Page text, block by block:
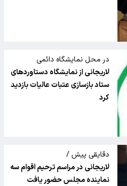
در محل نمایشگاه دائمی
لاریجانی از نمایشگاه دستاوردهای
ستاد بازسازی عتبات عالیات بازدید
کرد
دقایقی پیش /
لاریجانی در مراسم ترحیم اقوام سه
نماینده مجلس حضور یافت